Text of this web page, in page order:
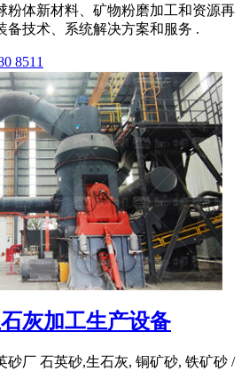
粉体新材料、矿物粉磨加工和资源再
备技术、系统解决方案和服务 .
8511
灰加工生产设备
砂厂 石英砂,生石灰, 铜矿砂, 铁矿砂 /